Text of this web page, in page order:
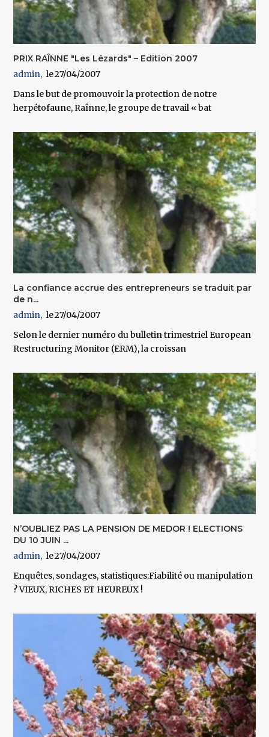
PRIX RAÎNNE "Les Lézards" – Edition 2007
admin
27/04/2007
Dans le but de promouvoir la protection de notre
herpétofaune, Raînne, le groupe de travail « bat
La confiance accrue des entrepreneurs se traduit par
de n...
admin
27/04/2007
Selon le dernier numéro du bulletin trimestriel European
Restructuring Monitor (ERM), la croissan
N’OUBLIEZ PAS LA PENSION DE MEDOR ! ELECTIONS
DU 10 JUIN ...
admin
27/04/2007
Enquêtes, sondages, statistiques:Fiabilité ou manipulation
? VIEUX, RICHES ET HEUREUX !